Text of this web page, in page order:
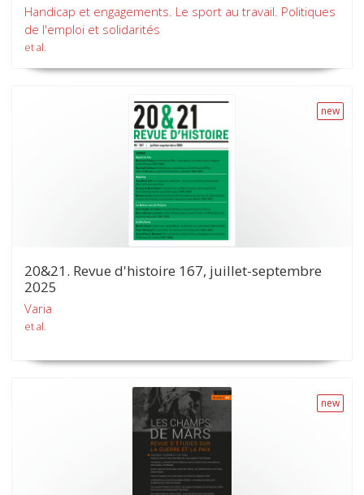
Handicap et engagements. Le sport au travail. Politiques
de l'emploi et solidarités
et al.
new
20&21. Revue d'histoire 167, juillet-septembre
2025
Varia
et al.
new